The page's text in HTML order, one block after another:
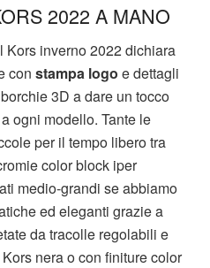
2022 A MANO
inverno 2022 dichiara
con stampa logo e dettagli
3D a dare un tocco
ogni modello. Tante le
per il tempo libero tra
color block iper
medio-grandi se abbiamo
ed eleganti grazie a
da tracolle regolabili e
nera o con finiture color